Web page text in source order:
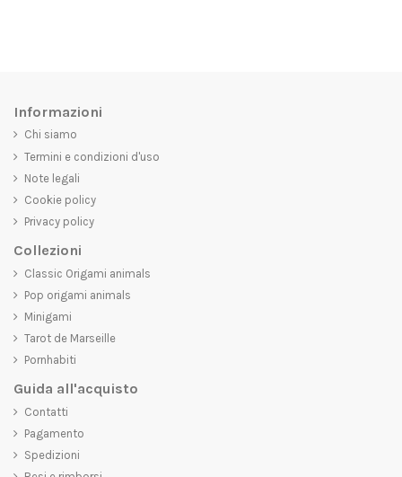
Informazioni
Chi siamo
Termini e condizioni d'uso
Note legali
Cookie policy
Privacy policy
Collezioni
Classic Origami animals
Pop origami animals
Minigami
Tarot de Marseille
Pornhabiti
Guida all'acquisto
Contatti
Pagamento
Spedizioni